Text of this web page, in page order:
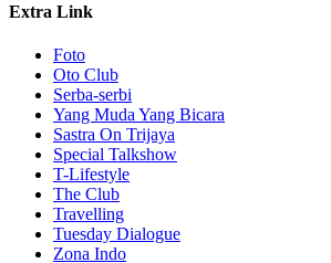
Extra Link
Foto
Oto Club
Serba-serbi
Yang Muda Yang Bicara
Sastra On Trijaya
Special Talkshow
T-Lifestyle
The Club
Travelling
Tuesday Dialogue
Zona Indo